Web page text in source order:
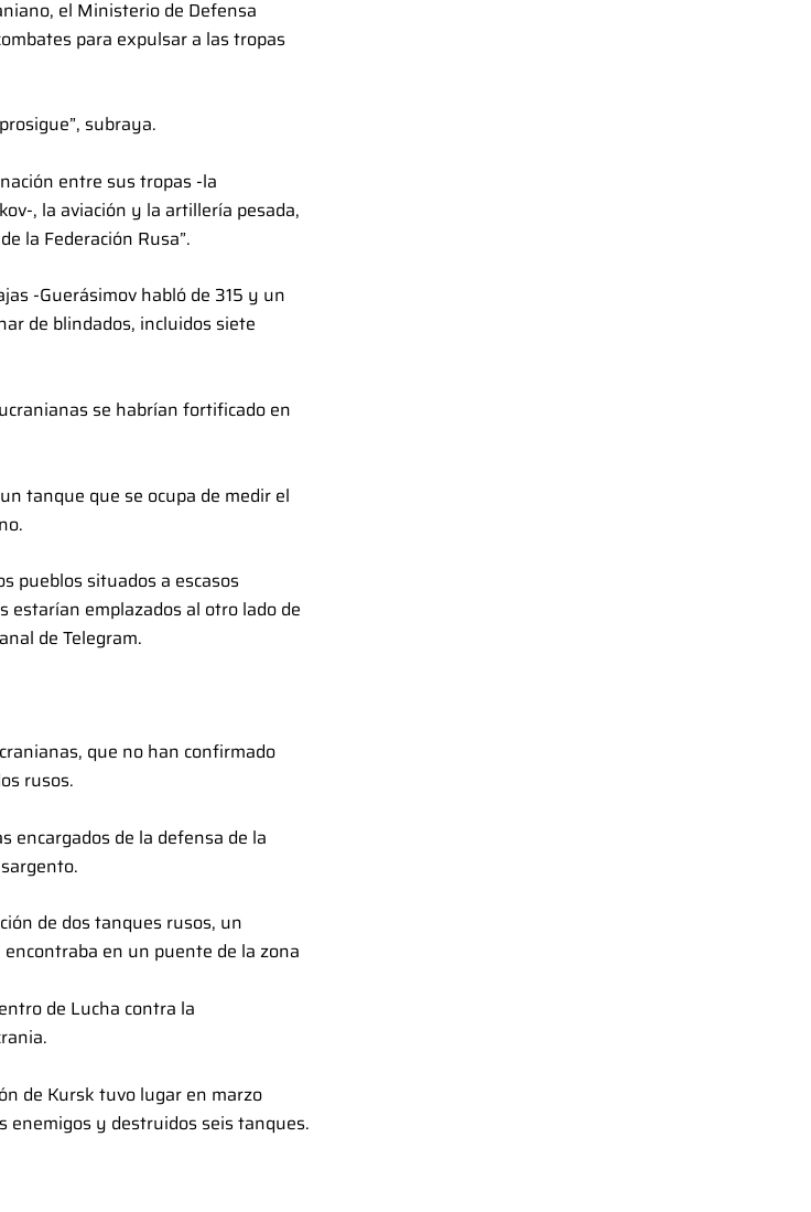
el Ministerio de Defensa
para expulsar a las tropas
subraya.
entre sus tropas -la
, la aviación y la artillería pesada,
la Federación Rusa”.
-Guerásimov habló de 315 y un
de blindados, incluidos siete
se habrían fortificado en
tanque que se ocupa de medir el
pueblos situados a escasos
emplazados al otro lado de
de Telegram.
que no han confirmado
rusos.
encargados de la defensa de la
de dos tanques rusos, un
en un puente de la zona
de Lucha contra la
de Kursk tuvo lugar en marzo
enemigos y destruidos seis tanques.